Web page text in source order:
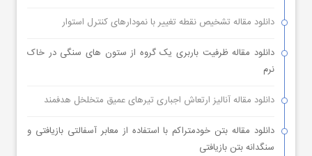
دانلود مقاله تشخیص نقطه تغییر با نمودارهای کنترل استوار
دانلود مقاله ظرفیت باربری یک گروه از ستون های سنگی در خاک
نرم
دانلود مقاله آنالیز ارتعاش اجباری تیرهای عمیق متخلخل هدفمند
دانلود مقاله بتن خودمتراکم با استفاده از معابر آسفالتی بازیافتی و
سنگدانه بتن بازیافتی